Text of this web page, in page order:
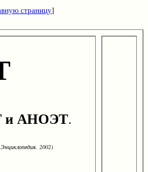
страницу]
и АНОЭТ.
2002)